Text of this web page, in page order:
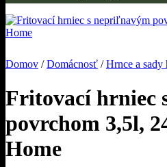
Domov / Domácnosť / Hrnce a sady
Fritovací hrniec
povrchom 3,5l,
Home